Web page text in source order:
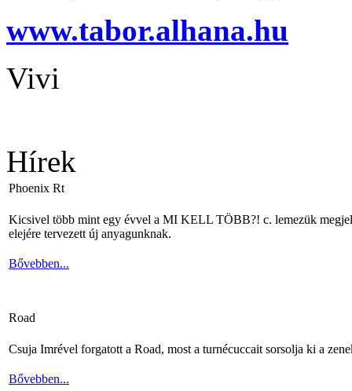
www.tabor.alhana.hu
Vivi
Hírek
Phoenix Rt
Kicsivel több mint egy évvel a MI KELL TÖBB?! c. lemezük
elejére tervezett új anyagunknak.
Bővebben...
Road
Csuja Imrével forgatott a Road, most a turnécuccait sorsolja ki a
Bővebben...